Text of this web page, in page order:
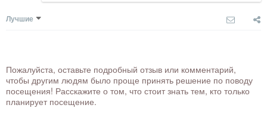
Лучшие
Пожалуйста, оставьте подробный отзыв или комментарий,
чтобы другим людям было проще принять решение по поводу
посещения! Расскажите о том, что стоит знать тем, кто только
планирует посещение.